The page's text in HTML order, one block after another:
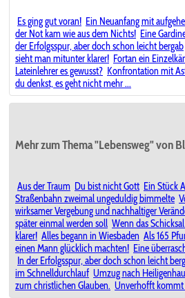
Es ging gut voran! Ein Neuanfang mit
der Not kam wie aus dem Nichts! Eine
der Erfolgsspur, aber doch schon leicht bergab
sieht man mitunter klarer! Fortan ein
Lateinlehrer es gewusst? Konfrontation mit
du denkst, es geht nicht mehr ...
Mehr zum Thema "Lebensweg" von
Aus der Traum Du bist nicht Gott Ein Stück
Straßenbahn zweimal ungeduldig bimmelte
wirksamer Vergebung und nachhaltiger
später einmal werden soll Wenn das
klarer! Alles begann in Wiesbaden Als 165
einen Mann glücklich machten! Eine
In der Erfolgsspur, aber doch schon leicht
im Schnelldurchlauf Umzug nach
zum christlichen Glauben. Unverhofft